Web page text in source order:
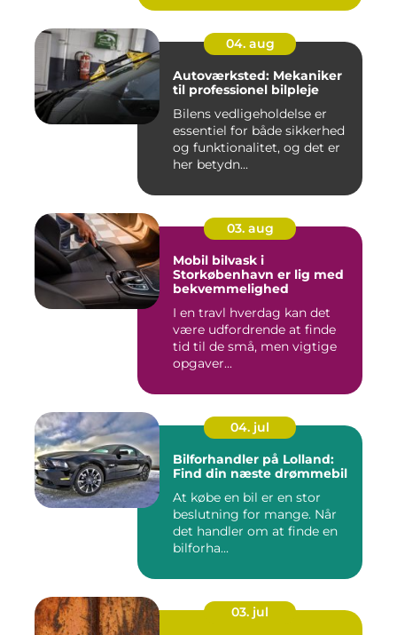
04. aug
Autoværksted: Mekaniker
til professionel bilpleje
Bilens vedligeholdelse er
essentiel for både sikkerhed
og funktionalitet, og det er
her betydn...
03. aug
Mobil bilvask i
Storkøbenhavn er lig med
bekvemmelighed
I en travl hverdag kan det
være udfordrende at finde
tid til de små, men vigtige
opgaver...
04. jul
Bilforhandler på Lolland:
Find din næste drømmebil
At købe en bil er en stor
beslutning for mange. Når
det handler om at finde en
bilforha...
03. jul